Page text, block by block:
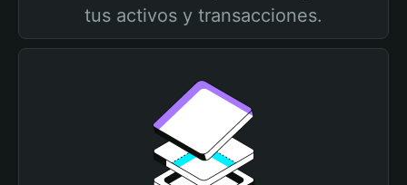
tus activos y transacciones.